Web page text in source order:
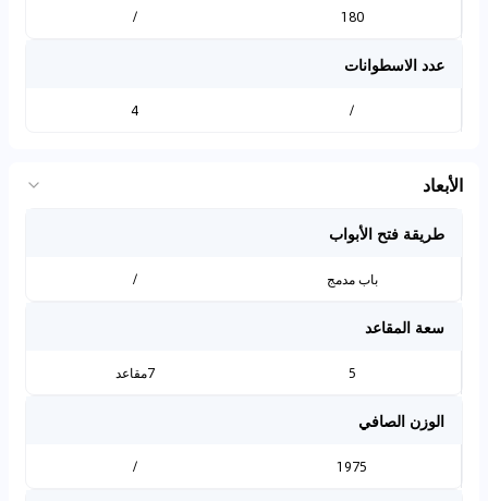
180
/
عدد الاسطوانات
/
4
الأبعاد
طريقة فتح الأبواب
باب مدمج /
سعة المقاعد
5 7مقاعد
الوزن الصافي
1975
/